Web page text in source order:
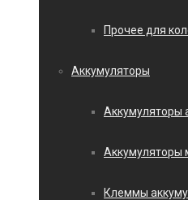
Прочее для
Аккумуляторы
Аккумуляторы
Аккумуляторы
Клеммы